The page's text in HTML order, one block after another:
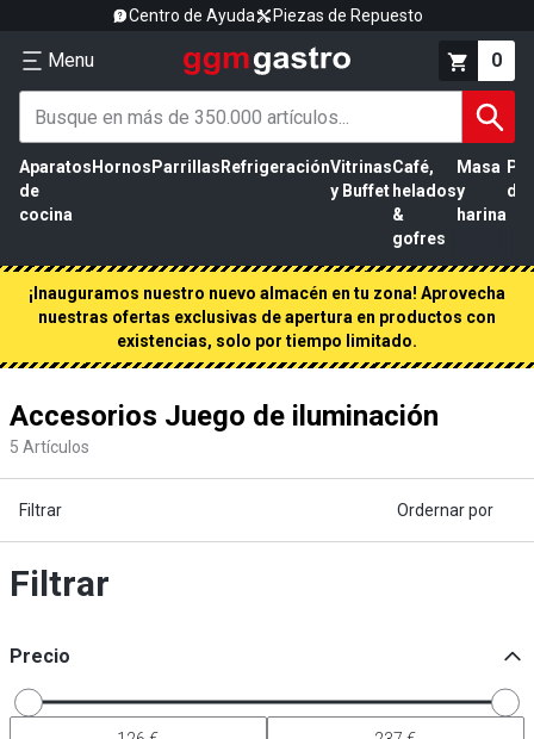
Centro de Ayuda Piezas de Repuesto
Menu 0
Aparatos
de
cocina
Hornos Parrillas RefrigeraciónVitrinas
y Buffet
Café,
helados
&
gofres
Masa
y
harina
de
¡Inauguramos nuestro nuevo almacén en tu zona! Aprovecha
nuestras ofertas exclusivas de apertura en productos con
existencias, solo por tiempo limitado.
Accesorios Juego de iluminación
5 Artículos
Filtrar Ordernar por
Filtrar
Precio